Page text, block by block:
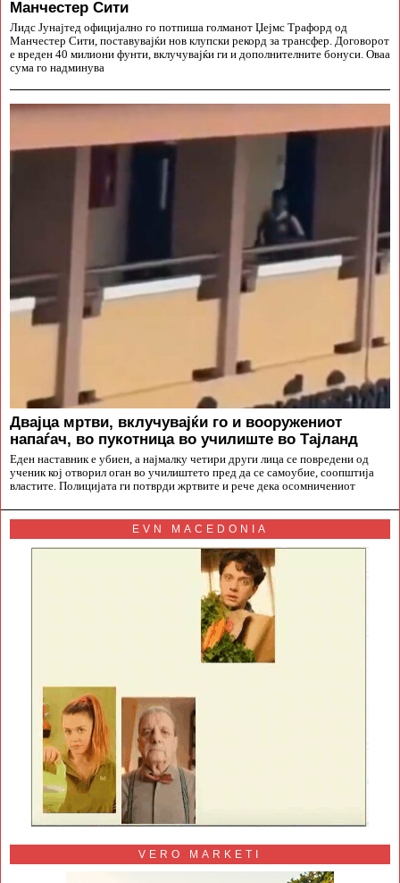
Манчестер Сити
Лидс Јунајтед официјално го потпиша голманот Џејмс Трафорд од
Манчестер Сити, поставувајќи нов клупски рекорд за трансфер. Договорот
е вреден 40 милиони фунти, вклучувајќи ги и дополнителните бонуси. Оваа
сума го надминува
Двајца мртви, вклучувајќи го и вооружениот
напаѓач, во пукотница во училиште во Тајланд
Еден наставник е убиен, а најмалку четири други лица се повредени од
ученик кој отворил оган во училиштето пред да се самоубие, соопштија
властите. Полицијата ги потврди жртвите и рече дека осомничениот
EVN MACEDONIA
VERO MARKETI